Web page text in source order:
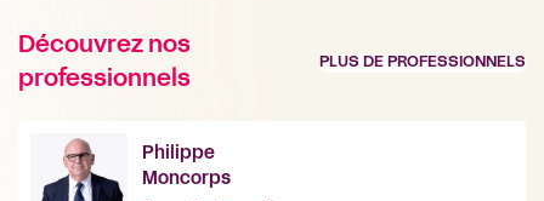
Découvrez nos
professionnels
PLUS DE PROFESSIONNELS
Philippe
Moncorps